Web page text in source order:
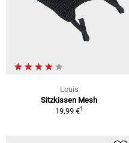
Louis
Sitzkissen Mesh
19,99 €1